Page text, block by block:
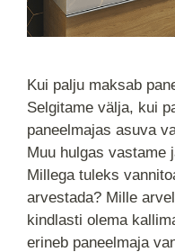
Kui palju maksab
Selgitame välja, kui
paneelmajas asuva
Muu hulgas vastame
Millega tuleks
arvestada? Mille
kindlasti olema
erineb paneelmaja